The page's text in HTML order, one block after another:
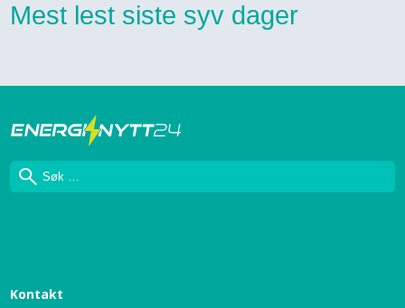
Mest lest siste syv dager
Søk
Kontakt